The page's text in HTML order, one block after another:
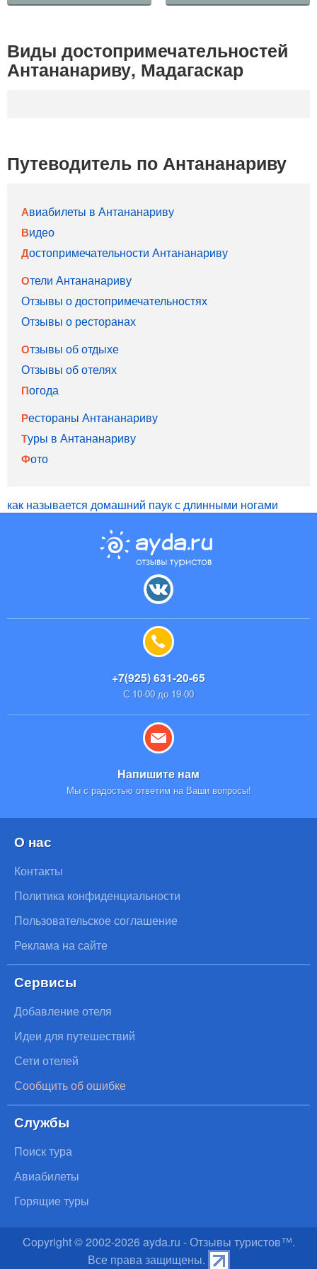
Виды достопримечательностей
Антананариву, Мадагаскар
Путеводитель по Антананариву
Авиабилеты в Антананариву
Видео
Достопримечательности Антананариву
Отели Антананариву
Отзывы о достопримечательностях
Отзывы о ресторанах
Отзывы об отдыхе
Отзывы об отелях
Погода
Рестораны Антананариву
Туры в Антананариву
Фото
как называется домашний паук с длинными ногами
+7(925) 631-20-65
С 10-00 до 19-00
Напишите нам
Мы с радостью ответим на Ваши вопросы!
О нас
Контакты
Политика конфиденциальности
Пользовательское соглашение
Реклама на сайте
Сервисы
Добавление отеля
Идеи для путешествий
Сети отелей
Сообщить об ошибке
Службы
Поиск тура
Авиабилеты
Горящие туры
Copyright © 2002-2026 ayda.ru - Отзывы туристов™.
Все права защищены.